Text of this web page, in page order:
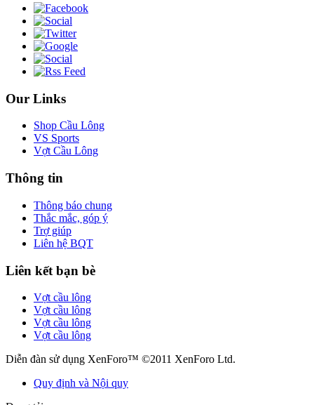
Our Links
Shop Cầu Lông
VS Sports
Vợt Cầu Lông
Thông tin
Thông báo chung
Thắc mắc, góp ý
Trợ giúp
Liên hệ BQT
Liên kết bạn bè
Vợt cầu lông
Vợt cầu lông
Vợt cầu lông
Vợt cầu lông
Diễn đàn sử dụng XenForo™ ©2011 XenForo Ltd.
Quy định và Nội quy